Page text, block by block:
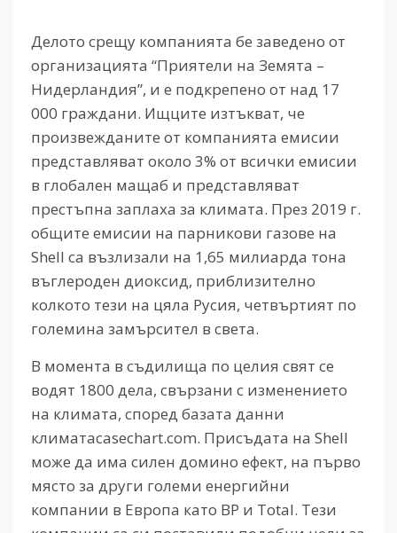
Делото срещу компанията бе заведено от
организацията “Приятели на Земята –
Нидерландия”, и е подкрепено от над 17
000 граждани. Ищците изтъкват, че
произвежданите от компанията емисии
представляват около 3% от всички емисии
в глобален мащаб и представляват
престъпна заплаха за климата. През 2019 г.
общите емисии на парникови газове на
Shell са възлизали на 1,65 милиарда тона
въглероден диоксид, приблизително
колкото тези на цяла Русия, четвъртият по
големина замърсител в света.
В момента в съдилища по целия свят се
водят 1800 дела, свързани с изменението
на климата, според базата данни
климатаcasechart.com. Присъдата на Shell
може да има силен домино ефект, на първо
място за други големи енергийни
компании в Европа като BP и Total. Тези